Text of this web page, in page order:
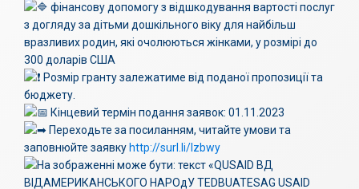
фінансову допомогу з відшкодування вартості послуг
з догляду за дітьми дошкільного віку для найбільш
вразливих родин, які очолюються жінками, у розмірі до
300 доларів США
Розмір гранту залежатиме від поданої пропозиції та
бюджету.
Кінцевий термін подання заявок: 01.11.2023
Переходьте за посиланням, читайте умови та
заповнюйте заявку http://surl.li/lzbwy